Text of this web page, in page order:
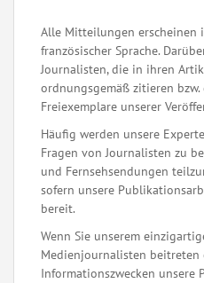
Alle Mitteilungen erscheinen
französischer Sprache.
Journalisten, die in ihren
ordnungsgemäß zitieren bzw.
Freiexemplare unserer
Häufig werden unsere
Fragen von Journalisten zu
und Fernsehsendungen
sofern unsere
bereit.
Wenn Sie unserem
Medienjournalisten
Informationszwecken unsere